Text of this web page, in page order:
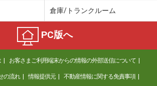
倉庫/トランクルーム
PC版へ
お客さまご利用端末からの情報の外部送信について
の流れ 情報提供元 不動産情報に関する免責事項